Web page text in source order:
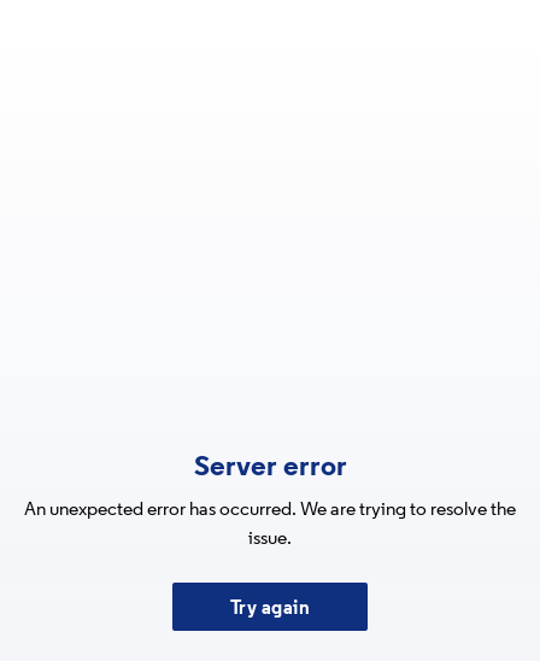
Server error
An unexpected error has occurred. We are trying to resolve the
issue.
Try again